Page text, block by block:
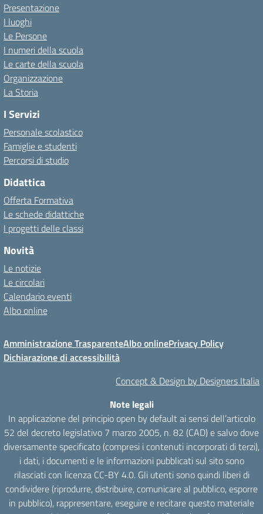
Presentazione
I luoghi
Le Persone
I numeri della scuola
Le carte della scuola
Organizzazione
La Storia
I Servizi
Personale scolastico
Famiglie e studenti
Percorsi di studio
Didattica
Offerta Formativa
Le schede didattiche
I progetti delle classi
Novità
Le notizie
Le circolari
Calendario eventi
Albo online
Amministrazione TrasparenteAlbo onlinePrivacy Policy
Dichiarazione di accessibilità
Concept & Design by Designers Italia
Note legali
In applicazione del principio open by default ai sensi dell’articolo
52 del decreto legislativo 7 marzo 2005, n. 82 (CAD) e salvo dove
diversamente specificato (compresi i contenuti incorporati di terzi),
i dati, i documenti e le informazioni pubblicati sul sito sono
rilasciati con licenza CC-BY 4.0. Gli utenti sono quindi liberi di
condividere (riprodurre, distribuire, comunicare al pubblico, esporre
in pubblico), rappresentare, eseguire e recitare questo materiale